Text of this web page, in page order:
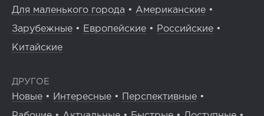
Для маленького города • Американские •
Зарубежные • Европейские • Российские •
Китайские
ДРУГОЕ
Новые • Интересные • Перспективные •